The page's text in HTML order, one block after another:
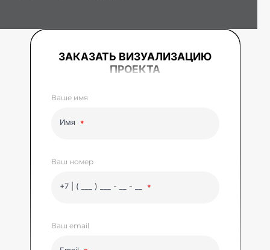
ЗАКАЗАТЬ ВИЗУАЛИЗАЦИЮ
ПРОЕКТА
Ваше имя
Имя
Ваш номер
+7 | ( ___ ) ___ - __ - __
Ваш email